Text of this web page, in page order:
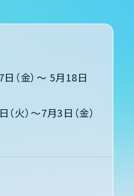
等向け公募説明会】の
、ご利用の際は最新
（金）～ 5月18日
火）～7月3日（金）